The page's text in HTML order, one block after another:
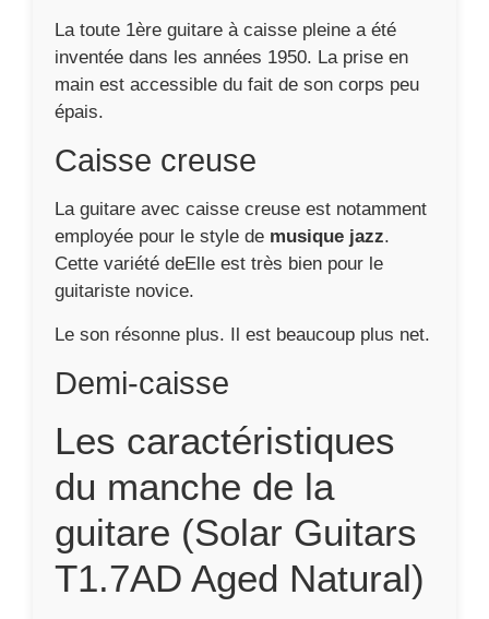
La toute 1ère guitare à caisse pleine a été
inventée dans les années 1950. La prise en
main est accessible du fait de son corps peu
épais.
Caisse creuse
La guitare avec caisse creuse est notamment
employée pour le style de musique jazz.
Cette variété deElle est très bien pour le
guitariste novice.
Le son résonne plus. Il est beaucoup plus net.
Demi-caisse
Les caractéristiques
du manche de la
guitare (Solar Guitars
T1.7AD Aged Natural)